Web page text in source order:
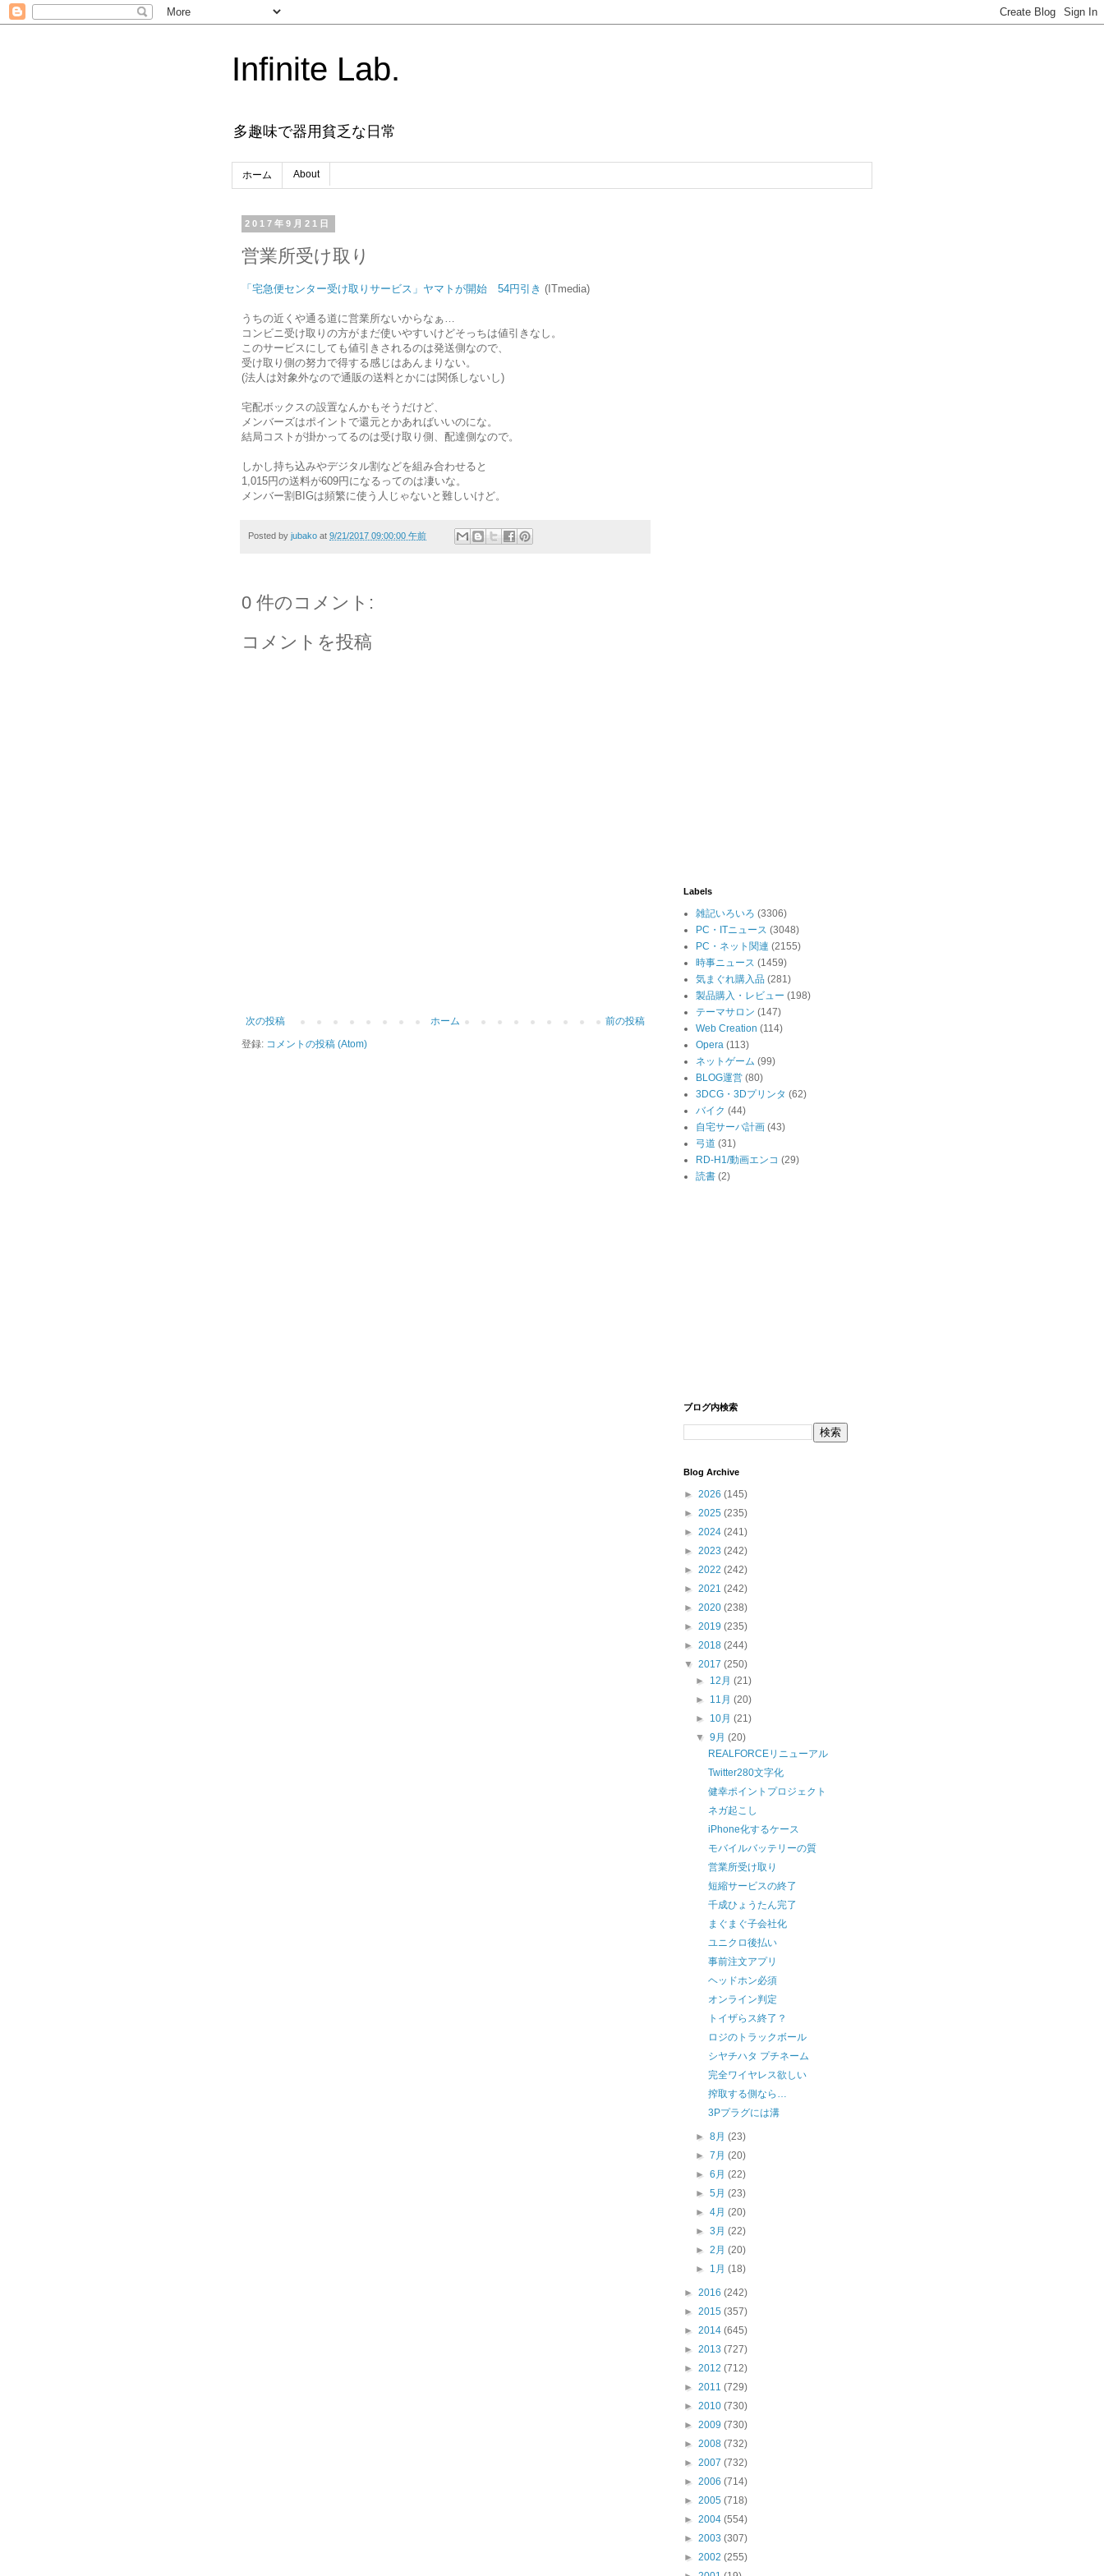
Infinite Lab.
多趣味で器用貧乏な日常
ホーム About
2017年9月21日
営業所受け取り
「宅急便センター受け取りサービス」ヤマトが開始 54円引き (ITmedia)
うちの近くや通る道に営業所ないからなぁ…
コンビニ受け取りの方がまだ使いやすいけどそっちは値引きなし。
このサービスにしても値引きされるのは発送側なので、
受け取り側の努力で得する感じはあんまりない。
(法人は対象外なので通販の送料とかには関係しないし)
宅配ボックスの設置なんかもそうだけど、
メンバーズはポイントで還元とかあればいいのにな。
結局コストが掛かってるのは受け取り側、配達側なので。
しかし持ち込みやデジタル割などを組み合わせると
1,015円の送料が609円になるってのは凄いな。
メンバー割BIGは頻繁に使う人じゃないと難しいけど。
Posted by jubako at 9/21/2017 09:00:00 午前
0 件のコメント:
コメントを投稿
次の投稿 前の投稿
ホーム
登録: コメントの投稿 (Atom)
Labels
雑記いろいろ (3306)
PC・ITニュース (3048)
PC・ネット関連 (2155)
時事ニュース (1459)
気まぐれ購入品 (281)
製品購入・レビュー (198)
テーマサロン (147)
Web Creation (114)
Opera (113)
ネットゲーム (99)
BLOG運営 (80)
3DCG・3Dプリンタ (62)
バイク (44)
自宅サーバ計画 (43)
弓道 (31)
RD-H1/動画エンコ (29)
読書 (2)
ブログ内検索
Blog Archive
► 2026 (145)
► 2025 (235)
► 2024 (241)
► 2023 (242)
► 2022 (242)
► 2021 (242)
► 2020 (238)
► 2019 (235)
► 2018 (244)
▼ 2017 (250)
► 12月(21)
► 11月(20)
► 10月(21)
▼9月(20)
REALFORCEリニューアル
Twitter280文字化
健幸ポイントプロジェクト
ネガ起こし
iPhone化するケース
モバイルバッテリーの質
営業所受け取り
短縮サービスの終了
千成ひょうたん完了
まぐまぐ子会社化
ユニクロ後払い
事前注文アプリ
ヘッドホン必須
オンライン判定
トイザらス終了？
ロジのトラックボール
シヤチハタ プチネーム
完全ワイヤレス欲しい
搾取する側なら…
3Pプラグには溝
►8月(23)
►7月(20)
►6月(22)
►5月(23)
►4月(20)
►3月(22)
►2月(20)
► 1月(18)
► 2016 (242)
► 2015 (357)
► 2014 (645)
► 2013 (727)
► 2012 (712)
► 2011 (729)
► 2010 (730)
► 2009 (730)
► 2008 (732)
► 2007 (732)
► 2006 (714)
► 2005 (718)
► 2004 (554)
► 2003 (307)
► 2002 (255)